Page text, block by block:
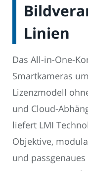
Linien
Das All-in-One-
Smartkameras
Lizenzmodell
und Cloud-
liefert LMI
Objektive,
und